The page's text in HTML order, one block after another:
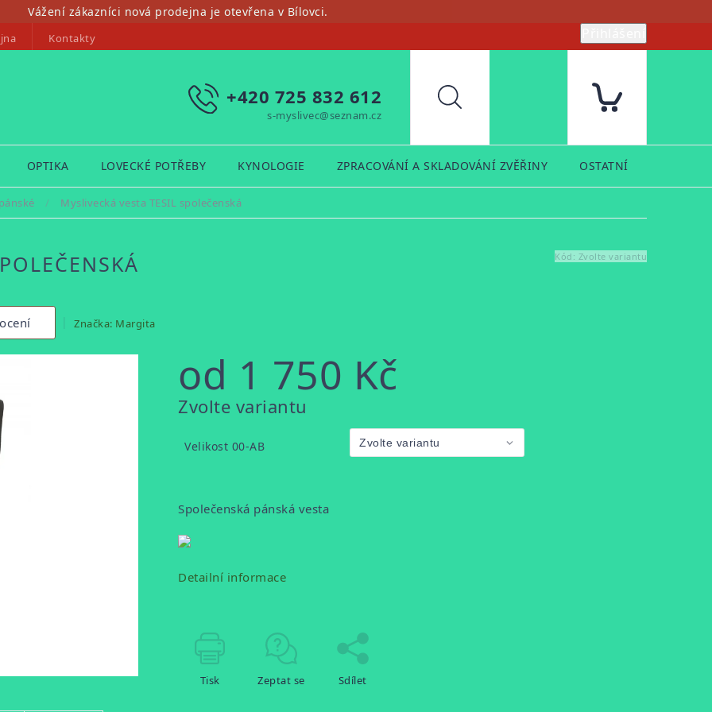
Vážení zákazníci nová prodejna je otevřena v Bílovci.
Kontakty
+420 725 832 612
s-myslivec@seznam.cz
Hledat
OPTIKA LOVECKÉ POTŘEBY KYNOLOGIE ZPRACOVÁNÍ A SKLADOVÁNÍ ZVĚŘINY OSTATNÍ
/ Myslivecká vesta TESIL společenská
Kód: Zvolte variantu
Značka: Margita
od 1 750 Kč
Měrná
Zvolte variantu
Velikost 00-AB
Společenská pánská vesta
Detailní informace
Tisk Zeptat se Sdílet